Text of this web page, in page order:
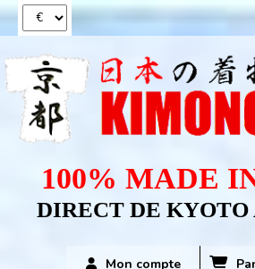
100% MADE
DIRECT DE KYOTO
Mon compte
Panneau de gestion des cookies